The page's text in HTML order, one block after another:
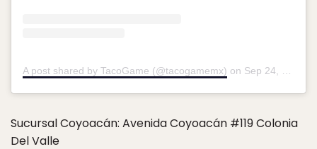
A post shared by TacoGame (@tacogamemx) on Sep 24, 2018 at 5:05pm PDT
Sucursal Coyoacán: Avenida Coyoacán #119 Colonia
Del Valle